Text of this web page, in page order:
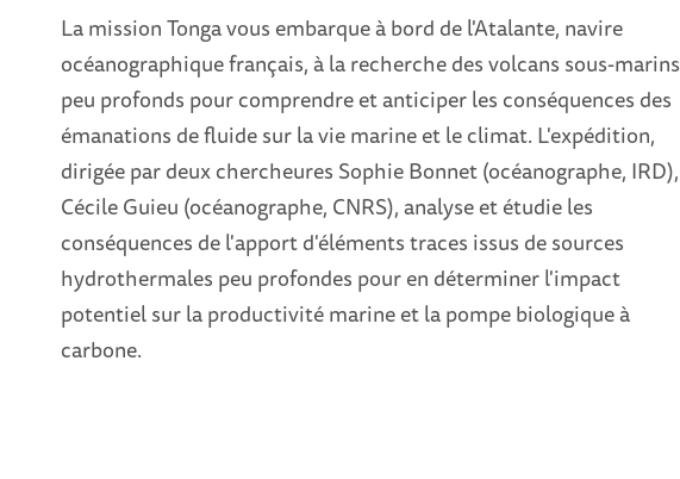
La mission Tonga vous embarque à bord de l'Atalante, navire
océanographique français, à la recherche des volcans sous-marins
peu profonds pour comprendre et anticiper les conséquences des
émanations de fluide sur la vie marine et le climat. L'expédition,
dirigée par deux chercheures Sophie Bonnet (océanographe, IRD),
Cécile Guieu (océanographe, CNRS), analyse et étudie les
conséquences de l'apport d'éléments traces issus de sources
hydrothermales peu profondes pour en déterminer l'impact
potentiel sur la productivité marine et la pompe biologique à
carbone.